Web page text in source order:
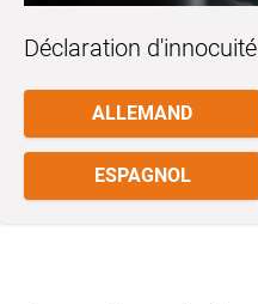
Déclaration d'innocuité
ALLEMAND
ESPAGNOL